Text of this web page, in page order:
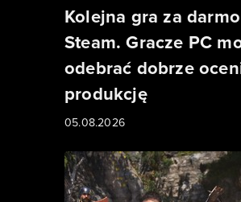
Kolejna gra za
Steam. Gracze PC
odebrać dobrze
produkcję
05.08.2026